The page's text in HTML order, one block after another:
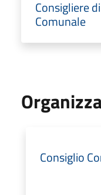
Consigliere
Comunale
Consiglio